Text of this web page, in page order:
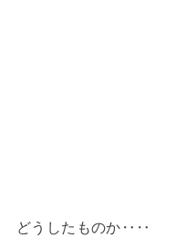
どうしたものか‥‥